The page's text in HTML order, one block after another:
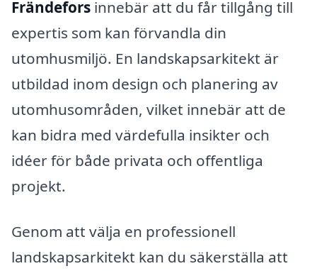
Frändefors innebär att du får tillgång till
expertis som kan förvandla din
utomhusmiljö. En landskapsarkitekt är
utbildad inom design och planering av
utomhusområden, vilket innebär att de
kan bidra med värdefulla insikter och
idéer för både privata och offentliga
projekt.
Genom att välja en professionell
landskapsarkitekt kan du säkerställa att